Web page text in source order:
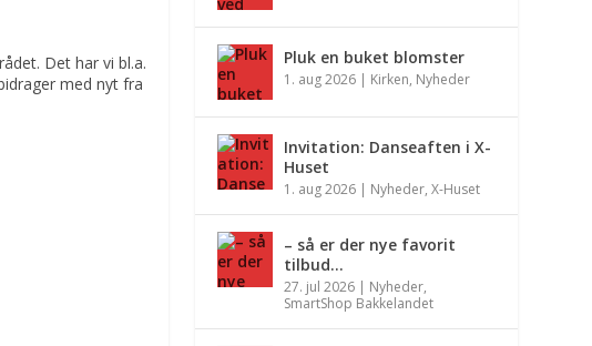
Det har vi bl.a.
med nyt fra
Pluk en buket blomster
1. aug 2026 | Kirken, Nyheder
Invitation: Danseaften i X-
Huset
1. aug 2026 | Nyheder,X-Huset
– så er der nye favorit
tilbud…
27. jul 2026 | Nyheder,
SmartShop Bakkelandet